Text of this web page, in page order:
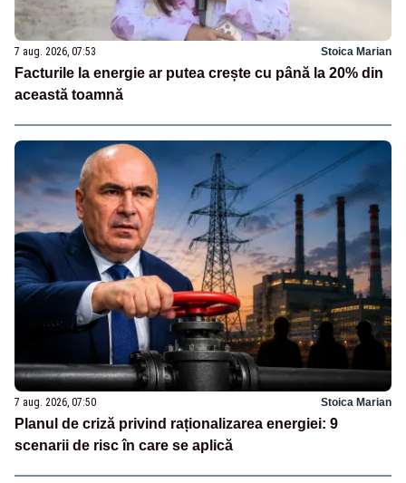
7 aug. 2026, 07:53 Stoica Marian
Facturile la energie ar putea crește cu până la 20% din
această toamnă
7 aug. 2026, 07:50 Stoica Marian
Planul de criză privind raționalizarea energiei: 9
scenarii de risc în care se aplică